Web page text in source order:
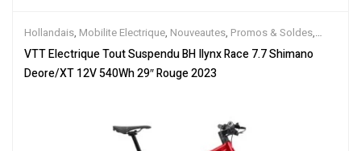
Hollandais, Mobilite Electrique, Nouveautes, Promos & Soldes,
Tout-Suspendus ,Vélo électrique ville,Velos Electriques,VTT
Électriques
VTT Electrique Tout Suspendu BH Ilynx Race 7.7 Shimano
Deore/XT 12V 540Wh 29″ Rouge 2023